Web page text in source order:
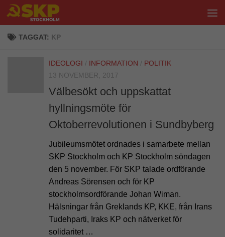
Hoppa till innehåll
TAGGAT: KP
IDEOLOGI / INFORMATION / POLITIK
13 NOVEMBER, 2017
Välbesökt och uppskattat
hyllningsmöte för
Oktoberrevolutionen i Sundbyberg
Jubileumsmötet ordnades i samarbete mellan
SKP Stockholm och KP Stockholm söndagen
den 5 november. För SKP talade ordförande
Andreas Sörensen och för KP
stockholmsordförande Johan Wiman.
Hälsningar från Greklands KP, KKE, från Irans
Tudehparti, Iraks KP och nätverket för
solidaritet …